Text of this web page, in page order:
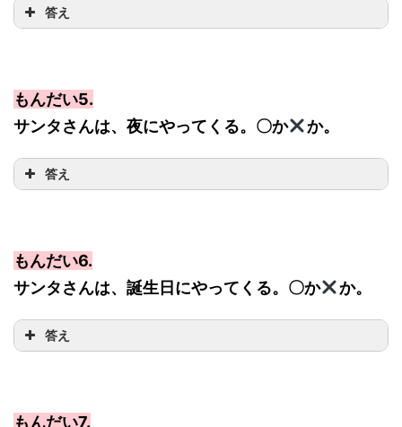
答え
もんだい5.
サンタさんは、夜にやってくる。〇か
か。
答え
もんだい6.
サンタさんは、誕生日にやってくる。〇か
か。
答え
もんだい7.